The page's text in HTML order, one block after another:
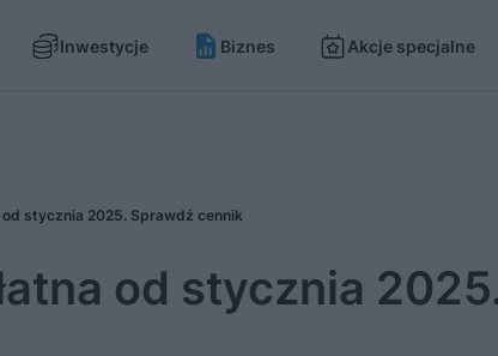
Inwestycje Biznes Akcje specjalne
stycznia 2025. Sprawdź cennik
od stycznia